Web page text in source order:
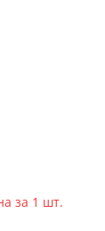
за 1 шт.